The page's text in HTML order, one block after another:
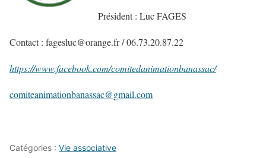
Président : Luc FAGES
Contact : fagesluc@orange.fr / 06.73.20.87.22
https://www.facebook.com/comitedanimationbanassac/
comiteanimationbanassac@gmail.com
Catégories : Vie associative